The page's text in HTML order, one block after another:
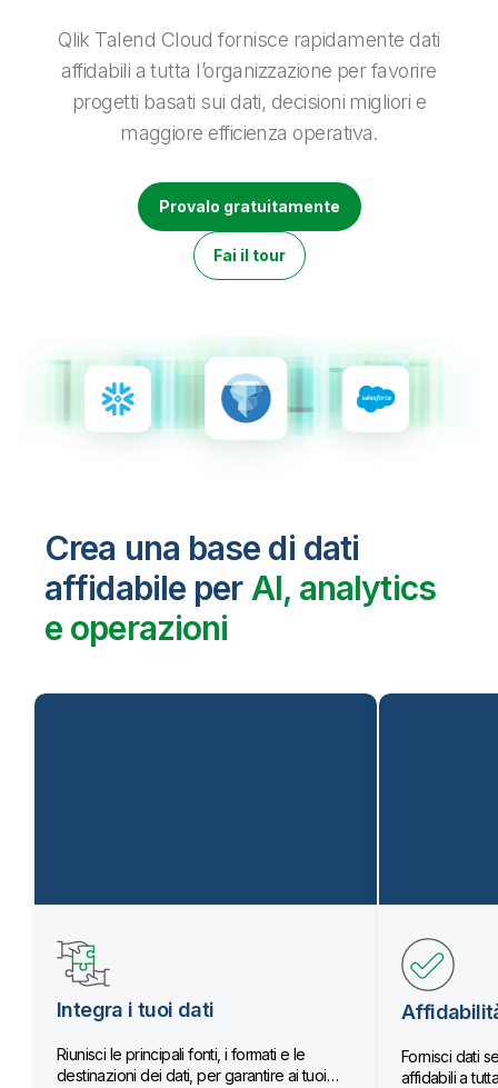
Documentazione di prodotto
Sedi nel mondo
Talend
Qlik Talend Cloud fornisce rapidamente dati
affidabili a tutta l’organizzazione per favorire
progetti basati sui dati, decisioni migliori e
maggiore efficienza operativa.
Provalo gratuitamente
Fai il tour
Crea una base di dati
affidabile per AI, analytics
e operazioni
Integra i tuoi dati
Riunisci le principali fonti, i formati e le
destinazioni dei dati, per garantire ai tuoi
Fornisci dati
affidabili a